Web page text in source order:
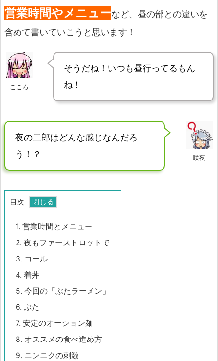
営業時間やメニューなど、昼の部との違いを
含めて書いていこうと思います！
こころ
そうだね！いつも昼行ってるもん
ね！
咲夜
夜の二郎はどんな感じなんだろ
う！？
目次
1. 営業時間とメニュー
2. 夜もファーストロットで
3. コール
4. 着丼
5. 今回の「ぶたラーメン」
6. ぶた
7. 安定のオーション麺
8. オススメの食べ進め方
9. ニンニクの刺激